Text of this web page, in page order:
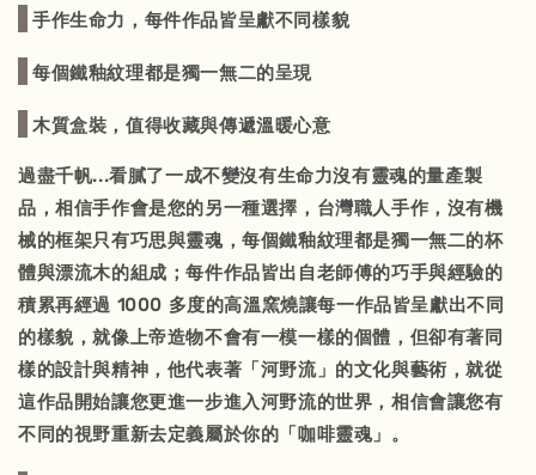
手作生命力，每件作品皆呈獻不同樣貌
每個鐵釉紋理都是獨一無二的呈現
木質盒裝，值得收藏與傳遞溫暖心意
過盡千帆...看膩了一成不變沒有生命力沒有靈魂的量產製
品，相信手作會是您的另一種選擇，台灣職人手作，沒有機
械的框架只有巧思與靈魂，每個鐵釉紋理都是獨一無二的杯
體與漂流木的組成；每件作品皆出自老師傅的巧手與經驗的
積累再經過 1000 多度的高溫窯燒讓每一作品皆呈獻出不同
的樣貌，就像上帝造物不會有一模一樣的個體，但卻有著同
樣的設計與精神，他代表著「河野流」的文化與藝術，就從
這作品開始讓您更進一步進入河野流的世界，相信會讓您有
不同的視野重新去定義屬於你的「咖啡靈魂」。